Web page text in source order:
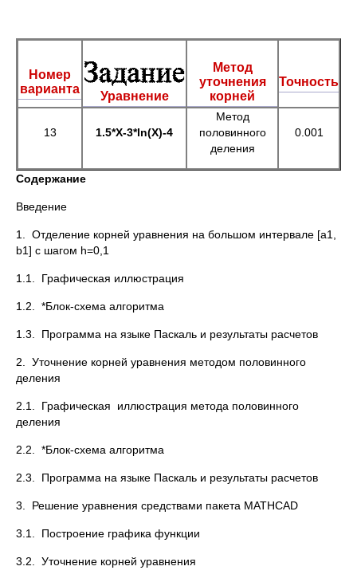
Номер
варианта
Уравнение
Метод
уточнения
корней
Точность
13 1.5*Х-3*ln(X)-4
Метод
половинного
деления
0.001
Содержание
Введение
1. Отделение корней уравнения на большом интервале [a1,
b1] с шагом h=0,1
1.1. Графическая иллюстрация
1.2. *Блок-схема алгоритма
1.3. Программа на языке Паскаль и результаты расчетов
2. Уточнение корней уравнения методом половинного
деления
2.1. Графическая иллюстрация метода половинного
деления
2.2. *Блок-схема алгоритма
2.3. Программа на языке Паскаль и результаты расчетов
3. Решение уравнения средствами пакета MATHCAD
3.1. Построение графика функции
3.2. Уточнение корней уравнения